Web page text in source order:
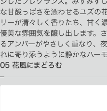
な甘酸っぱさを漂わせるユズの
リーが清々しく香りたち、甘く
優美な雰囲気を醸し出します。
るアンバーがやさしく重なり、
れに寄り添うように静かなハー
05 花風にまどろむ